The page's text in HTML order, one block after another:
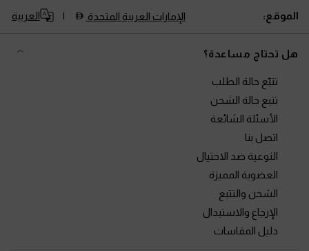
الموقع: الإمارات العربية المتحدة العربية
هل تحتاج مساعدة؟
تتبّع حالة الطلب
تتبع حالة الشحن
الأسئلة الشائعة
اتصل بنا
التوعية ضد الاحتيال
العضوية المميزة
الشحن والتتبع
الإرجاع والاستبدال
دليل المقاسات